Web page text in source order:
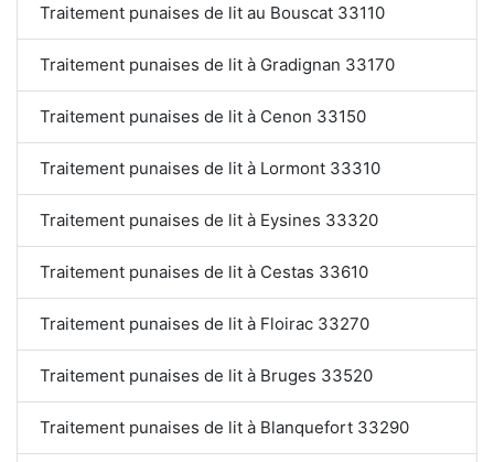
Traitement punaises de lit au Bouscat 33110
Traitement punaises de lit à Gradignan 33170
Traitement punaises de lit à Cenon 33150
Traitement punaises de lit à Lormont 33310
Traitement punaises de lit à Eysines 33320
Traitement punaises de lit à Cestas 33610
Traitement punaises de lit à Floirac 33270
Traitement punaises de lit à Bruges 33520
Traitement punaises de lit à Blanquefort 33290